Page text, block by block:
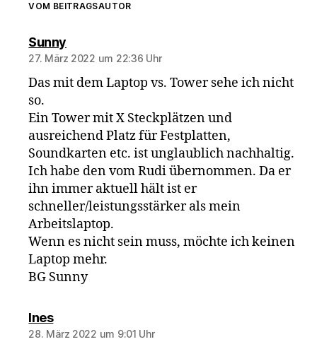
VOM BEITRAGSAUTOR
Sunnysagt:
27. März 2022 um 22:36 Uhr
Das mit dem Laptop vs. Tower sehe ich nicht
so.
Ein Tower mit X Steckplätzen und
ausreichend Platz für Festplatten,
Soundkarten etc. ist unglaublich nachhaltig.
Ich habe den vom Rudi übernommen. Da er
ihn immer aktuell hält ist er
schneller/leistungsstärker als mein
Arbeitslaptop.
Wenn es nicht sein muss, möchte ich keinen
Laptop mehr.
BG Sunny
Inessagt:
28. März 2022 um 9:01 Uhr